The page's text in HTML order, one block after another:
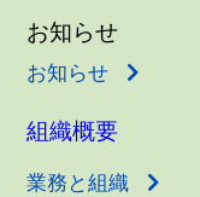
お知らせ
お知らせ
組織概要
業務と組織